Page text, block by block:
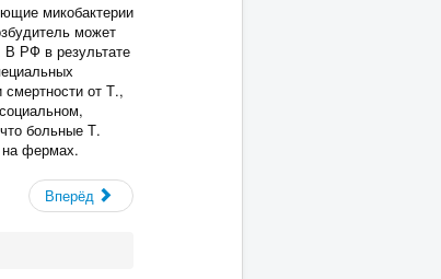
микобактерии
может
РФ в результате
от Т.,
больные Т.
на фермах.
Вперёд